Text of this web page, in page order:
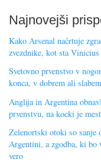
Najnovejši
Kako Arsenal načrtuje
zvezdnike, kot sta
Svetovno prvenstvo v
konca, v dobrem ali slabem
Anglija in Argentina
prvenstvu, na kocki je
Zelenortski otoki so sanje
Argentini, a zgodba, ki bo
vero